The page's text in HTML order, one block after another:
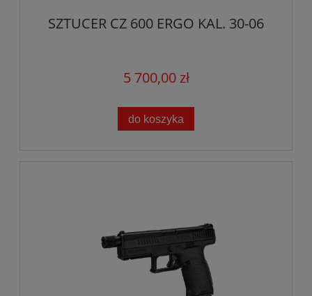
SZTUCER CZ 600 ERGO KAL. 30-06
5 700,00 zł
do koszyka